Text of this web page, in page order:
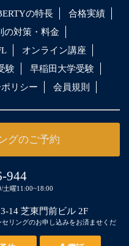
の特長
合格実績
の対策・料金
オンライン講座
験
早稲田大学受験
リシー 会員規則
グのご予約
944
土曜11:00~18:00
14 芝東門前ビル 2F
リングのお申し込みをお済ませくだ